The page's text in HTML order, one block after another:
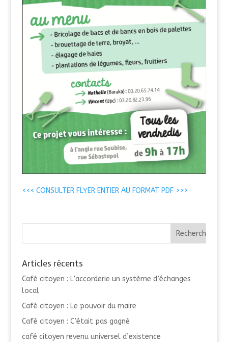
<<< CONSULTER FLYER ENTIER AU FORMAT PDF >>>
Articles récents
Café citoyen : L’accorderie un système d’échanges
local
Café citoyen : Le pouvoir du maire
Café citoyen : C’était pas gagné
café citoyen revenu universel d’existence